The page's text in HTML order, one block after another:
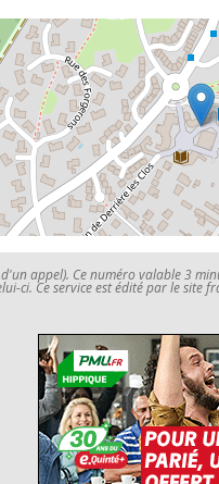
appel). Ce numéro valable 3
ci. Ce service est édité par le site